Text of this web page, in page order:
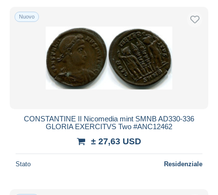
Nuovo
CONSTANTINE II Nicomedia mint SMNB AD330-336
GLORIA EXERCITVS Two #ANC12462
± 27,63 USD
Stato Residenziale